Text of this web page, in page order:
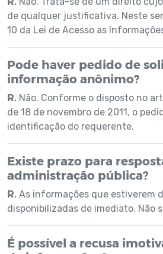
de qualquer justificativa. Neste
10 da Lei de Acesso as
Pode haver pedido de
informação anônimo?
R. Não. Conforme o disposto no
de 18 de novembro de 2011, o
identificação do requerente.
Existe prazo para
administração pública?
R. As informações que estiverem
disponibilizadas de imediato. Não
É possível a recusa